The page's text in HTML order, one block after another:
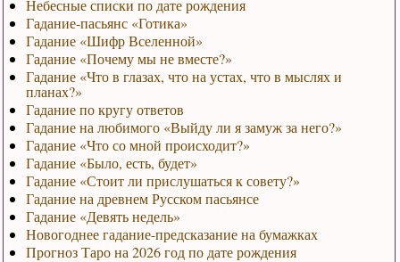
Небесные списки по дате рождения
Гадание-пасьянс «Готика»
Гадание «Шифр Вселенной»
Гадание «Почему мы не вместе?»
Гадание «Что в глазах, что на устах, что в мыслях и
планах?»
Гадание по кругу ответов
Гадание на любимого «Выйду ли я замуж за него?»
Гадание «Что со мной происходит?»
Гадание «Было, есть, будет»
Гадание «Стоит ли прислушаться к совету?»
Гадание на древнем Русском пасьянсе
Гадание «Девять недель»
Новогоднее гадание-предсказание на бумажках
Прогноз Таро на 2026 год по дате рождения